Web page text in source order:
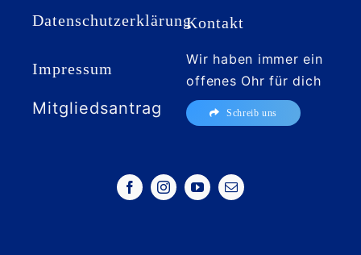
Datenschutzerklärung
Impressum
Mitgliedsantrag
Kontakt
Wir haben immer ein
offenes Ohr für dich
Schreib uns